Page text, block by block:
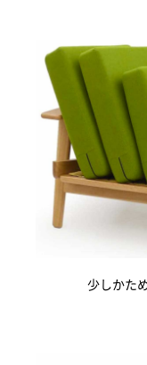
少しかた